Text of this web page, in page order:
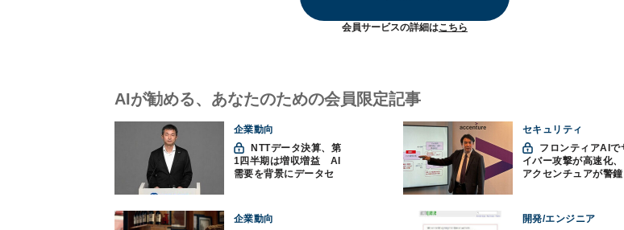
会員サービスの詳細はこちら
AIが勧める、あなたのための会員限定記事
企業動向
1四半期は増収増益 AI
需要を背景にデータセ
セキュリティ
イバー攻撃が高速化、
アクセンチュアが警鐘
企業動向
開発/エンジニア